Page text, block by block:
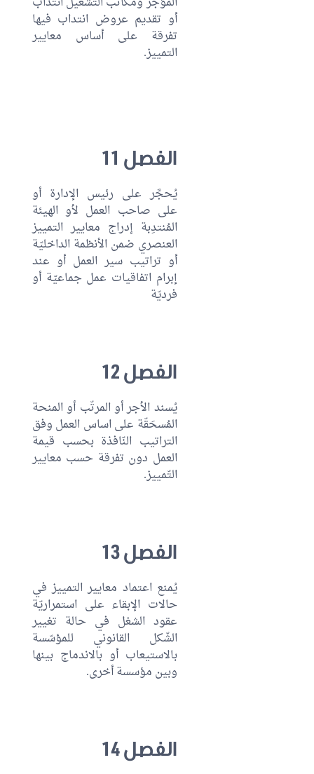
أو تقديم عروض انتداب فيها
تفرقة على أساس معايير
التمييز.
الفصل 11
يُحجَّر على رئيس الإدارة أو
على صاحب العمل لأو الهيئة
المُنتدِبة إدراج معايير التمييز
العنصري ضمن الأنظمة الداخليّة
أو تراتيب سير العمل أو عند
إبرام اتفاقيات عمل جماعيّة أو
فرديّة
الفصل 12
يُسند الأجر أو المرتّب أو المنحة
المُسحَقّة على اساس العمل وفق
التراتيب النّافذة بحسب قيمة
العمل دون تفرقة حسب معايير
التّمييز.
الفصل 13
يُمنع اعتماد معايير التمييز في
حالات الإبقاء على استمراريّة
عقود الشغل في حالة تغيير
الشّكل القانوني للمؤسّسة
بالاستيعاب أو بالاندماج بينها
وبين مؤسسة أخرى.
الفصل 14